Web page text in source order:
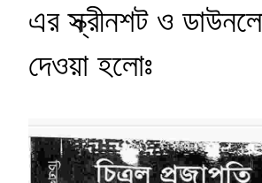
এর স্ক্রীনশট ও
দেওয়া হলোঃ